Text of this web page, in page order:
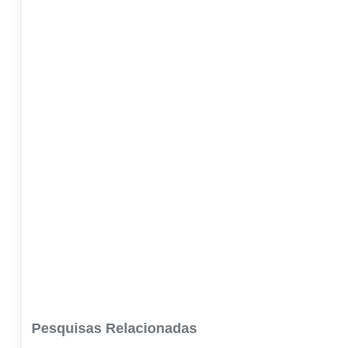
Pesquisas Relacionadas